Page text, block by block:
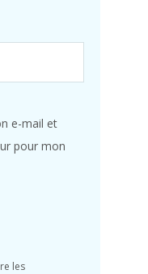
e-mail et
pour mon
les